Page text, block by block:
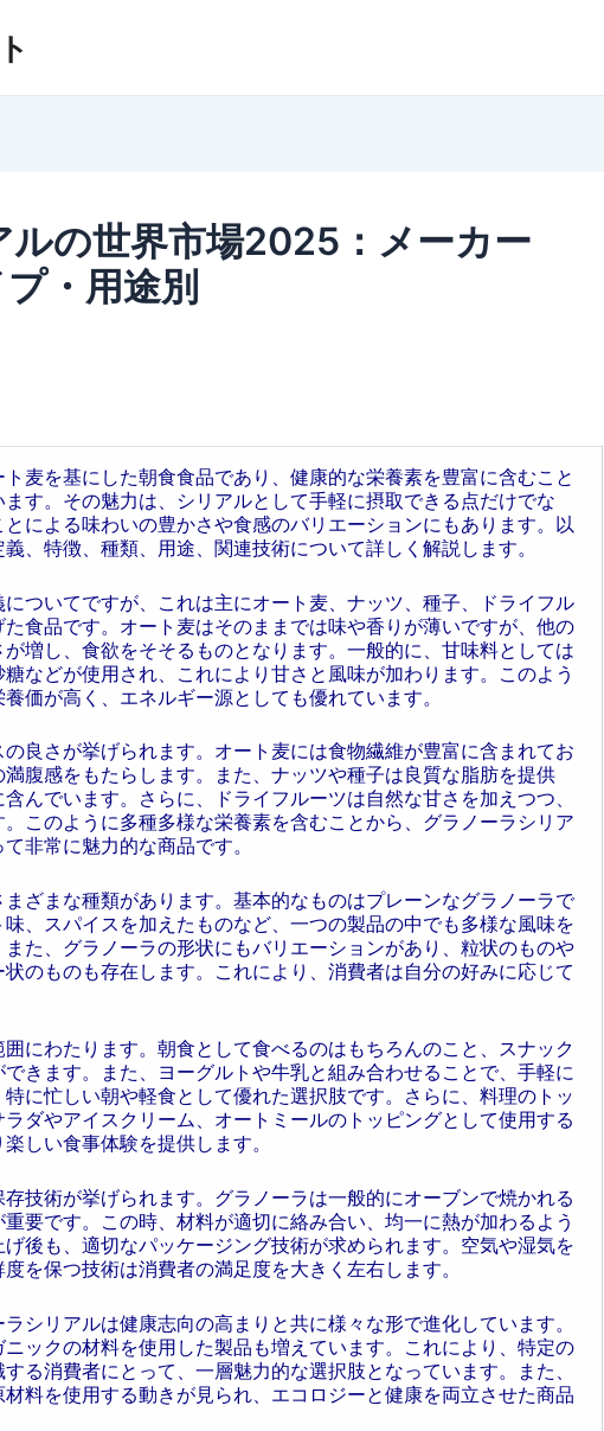
ルの世界市場2025：メーカー
・用途別
麦を基にした朝食食品であり、健康的な栄養素を豊富に含むこと
す。その魅力は、シリアルとして手軽に摂取できる点だけでな
による味わいの豊かさや食感のバリエーションにもあります。以
、特徴、種類、用途、関連技術について詳しく解説します。
ついてですが、これは主にオート麦、ナッツ、種子、ドライフル
食品です。オート麦はそのままでは味や香りが薄いですが、他の
増し、食欲をそそるものとなります。一般的に、甘味料としては
などが使用され、これにより甘さと風味が加わります。このよう
価が高く、エネルギー源としても優れています。
良さが挙げられます。オート麦には食物繊維が豊富に含まれてお
腹感をもたらします。また、ナッツや種子は良質な脂肪を提供
んでいます。さらに、ドライフルーツは自然な甘さを加えつつ、
このように多種多様な栄養素を含むことから、グラノーラシリア
非常に魅力的な商品です。
ざまな種類があります。基本的なものはプレーンなグラノーラで
、スパイスを加えたものなど、一つの製品の中でも多様な風味を
た、グラノーラの形状にもバリエーションがあり、粒状のものや
のものも存在します。これにより、消費者は自分の好みに応じて
にわたります。朝食として食べるのはもちろんのこと、スナック
きます。また、ヨーグルトや牛乳と組み合わせることで、手軽に
に忙しい朝や軽食として優れた選択肢です。さらに、料理のトッ
ダやアイスクリーム、オートミールのトッピングとして使用する
しい食事体験を提供します。
技術が挙げられます。グラノーラは一般的にオーブンで焼かれる
要です。この時、材料が適切に絡み合い、均一に熱が加わるよう
後も、適切なパッケージング技術が求められます。空気や湿気を
を保つ技術は消費者の満足度を大きく左右します。
シリアルは健康志向の高まりと共に様々な形で進化しています。
ックの材料を使用した製品も増えています。これにより、特定の
る消費者にとって、一層魅力的な選択肢となっています。また、
料を使用する動きが見られ、エコロジーと健康を両立させた商品